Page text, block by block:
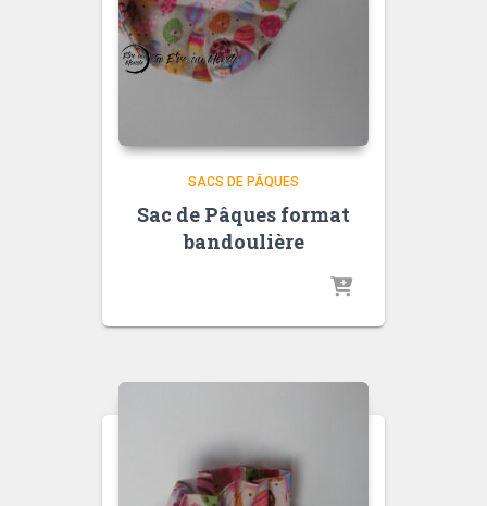
SACS DE PÂQUES
Sac de Pâques format
bandoulière